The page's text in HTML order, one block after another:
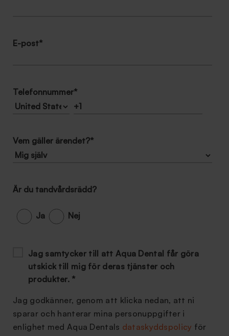
E-post*
Telefonnummer*
Vem gäller ärendet?*
Är du tandvårdsrädd?
Ja Nej
Jag samtycker till att Aqua Dental får göra
utskick till mig för deras tjänster och
produkter. *
Jag godkänner, genom att klicka nedan, att ni
sparar och hanterar mina personuppgifter i
enlighet med Aqua Dentals dataskyddspolicy för